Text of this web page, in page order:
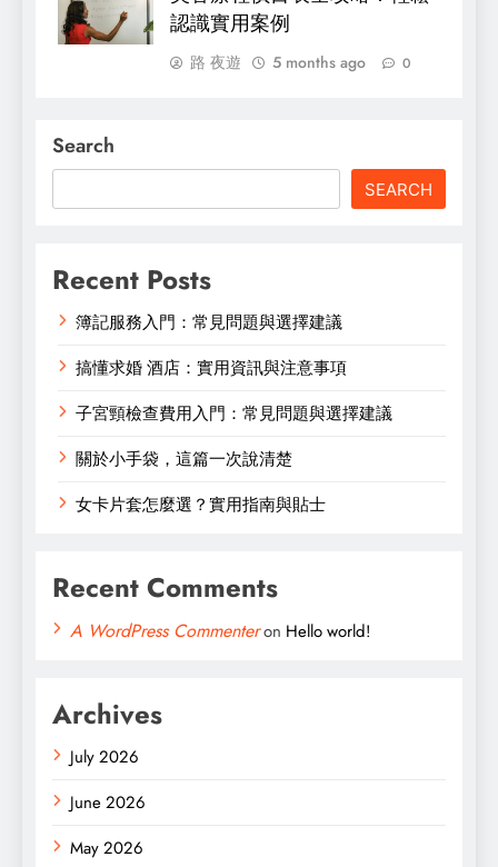
認識實用案例
路 夜遊 5 months ago 0
Search
SEARCH
Recent Posts
簿記服務入門：常見問題與選擇建議
搞懂求婚 酒店：實用資訊與注意事項
子宮頸檢查費用入門：常見問題與選擇建議
關於小手袋，這篇一次說清楚
女卡片套怎麼選？實用指南與貼士
Recent Comments
A WordPress Commenteron Hello world!
Archives
July 2026
June 2026
May 2026